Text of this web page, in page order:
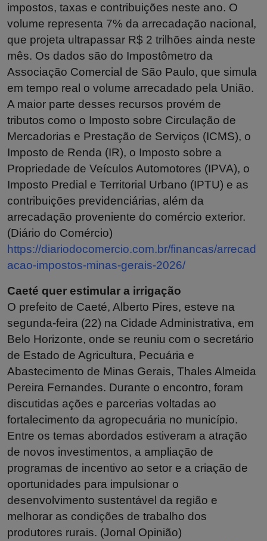
impostos, taxas e contribuições neste ano. O
volume representa 7% da arrecadação nacional,
que projeta ultrapassar R$ 2 trilhões ainda neste
mês. Os dados são do Impostômetro da
Associação Comercial de São Paulo, que simula
em tempo real o volume arrecadado pela União.
A maior parte desses recursos provém de
tributos como o Imposto sobre Circulação de
Mercadorias e Prestação de Serviços (ICMS), o
Imposto de Renda (IR), o Imposto sobre a
Propriedade de Veículos Automotores (IPVA), o
Imposto Predial e Territorial Urbano (IPTU) e as
contribuições previdenciárias, além da
arrecadação proveniente do comércio exterior.
(Diário do Comércio)
https://diariodocomercio.com.br/financas/arrecad
acao-impostos-minas-gerais-2026/
Caeté quer estimular a irrigação
O prefeito de Caeté, Alberto Pires, esteve na
segunda-feira (22) na Cidade Administrativa, em
Belo Horizonte, onde se reuniu com o secretário
de Estado de Agricultura, Pecuária e
Abastecimento de Minas Gerais, Thales Almeida
Pereira Fernandes. Durante o encontro, foram
discutidas ações e parcerias voltadas ao
fortalecimento da agropecuária no município.
Entre os temas abordados estiveram a atração
de novos investimentos, a ampliação de
programas de incentivo ao setor e a criação de
oportunidades para impulsionar o
desenvolvimento sustentável da região e
melhorar as condições de trabalho dos
produtores rurais. (Jornal Opinião)